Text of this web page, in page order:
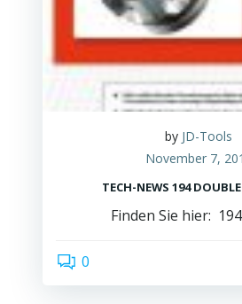
by JD-Tools
November 7,
TECH-NEWS 194
Finden Sie hier:
0